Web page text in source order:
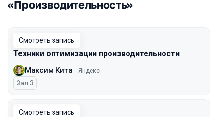
«Производительность»
Смотреть запись
Техники оптимизации производительности
Максим Кита Яндекс
Зал 3
Смотреть запись